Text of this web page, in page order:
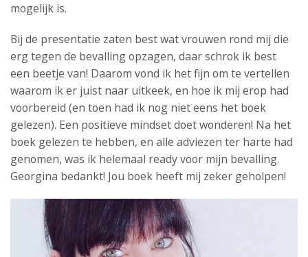
mogelijk is.
Bij de presentatie zaten best wat vrouwen rond mij die
erg tegen de bevalling opzagen, daar schrok ik best
een beetje van! Daarom vond ik het fijn om te vertellen
waarom ik er juist naar uitkeek, en hoe ik mij erop had
voorbereid (en toen had ik nog niet eens het boek
gelezen). Een positieve mindset doet wonderen! Na het
boek gelezen te hebben, en alle adviezen ter harte had
genomen, was ik helemaal ready voor mijn bevalling.
Georgina bedankt! Jou boek heeft mij zeker geholpen!